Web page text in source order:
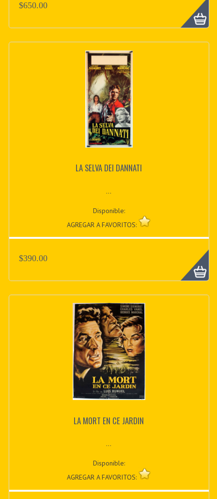
$650.00
LA SELVA DEI DANNATI
...
Disponible:
AGREGAR A FAVORITOS:
$390.00
LA MORT EN CE JARDIN
...
Disponible:
AGREGAR A FAVORITOS: